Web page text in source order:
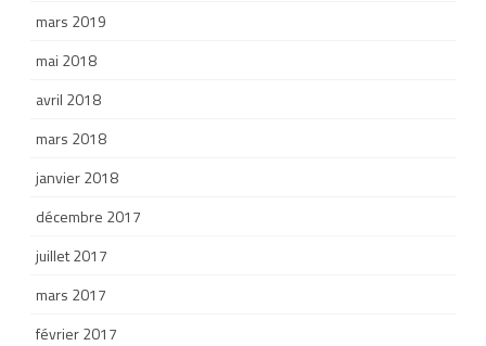
mars 2019
mai 2018
avril 2018
mars 2018
janvier 2018
décembre 2017
juillet 2017
mars 2017
février 2017